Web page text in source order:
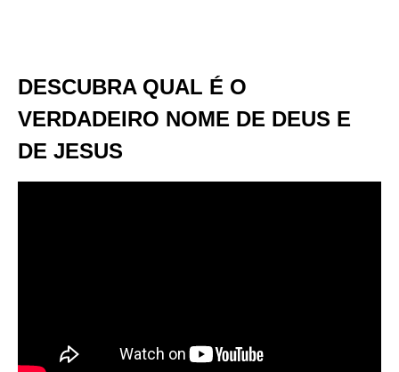
DESCUBRA QUAL É O
VERDADEIRO NOME DE DEUS E
DE JESUS